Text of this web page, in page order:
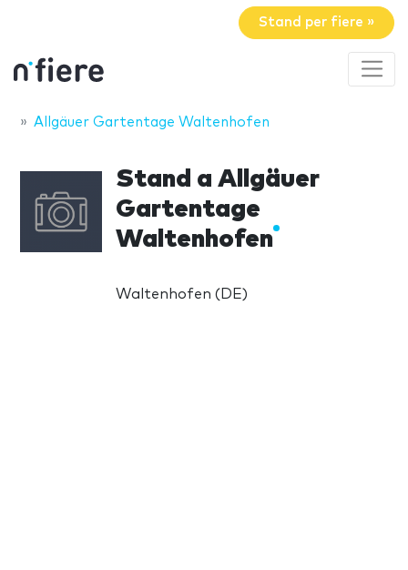
Stand per fiere »
Allgäuer Gartentage Waltenhofen
Stand a Allgäuer
Gartentage
Waltenhofen
Waltenhofen (DE)